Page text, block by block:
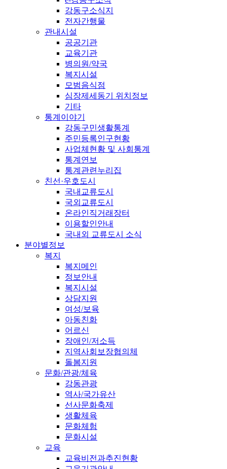
강동구소식지
전자간행물
관내시설
공공기관
교육기관
병의원/약국
복지시설
모범음식점
심장제세동기 위치정보
기타
통계이야기
강동구민생활통계
주민등록인구현황
사업체현황 및 사회통계
통계연보
통계관련누리집
친선·우호도시
국내교류도시
국외교류도시
온라인직거래장터
이용할인안내
국내외 교류도시 소식
분야별정보
복지
복지메인
정보안내
복지시설
상담지원
여성/보육
아동친화
어르신
장애인/저소득
지역사회보장협의체
돌봄지원
문화/관광/체육
강동관광
역사/국가유산
선사문화축제
생활체육
문화체험
문화시설
교육
교육비전과추진현황